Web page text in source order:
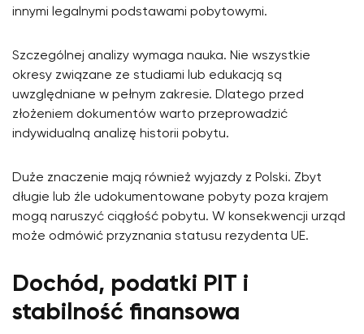
innymi legalnymi podstawami pobytowymi.
Szczególnej analizy wymaga nauka. Nie wszystkie
okresy związane ze studiami lub edukacją są
uwzględniane w pełnym zakresie. Dlatego przed
złożeniem dokumentów warto przeprowadzić
indywidualną analizę historii pobytu.
Duże znaczenie mają również wyjazdy z Polski. Zbyt
długie lub źle udokumentowane pobyty poza krajem
mogą naruszyć ciągłość pobytu. W konsekwencji urząd
może odmówić przyznania statusu rezydenta UE.
Dochód, podatki PIT i
stabilność finansowa